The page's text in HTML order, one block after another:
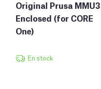
Original Prusa MMU3
Enclosed (for CORE
One)
En stock